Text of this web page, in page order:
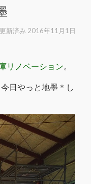
更新済み 2016年11月1日
リノベーション。
日やっと地墨＊し